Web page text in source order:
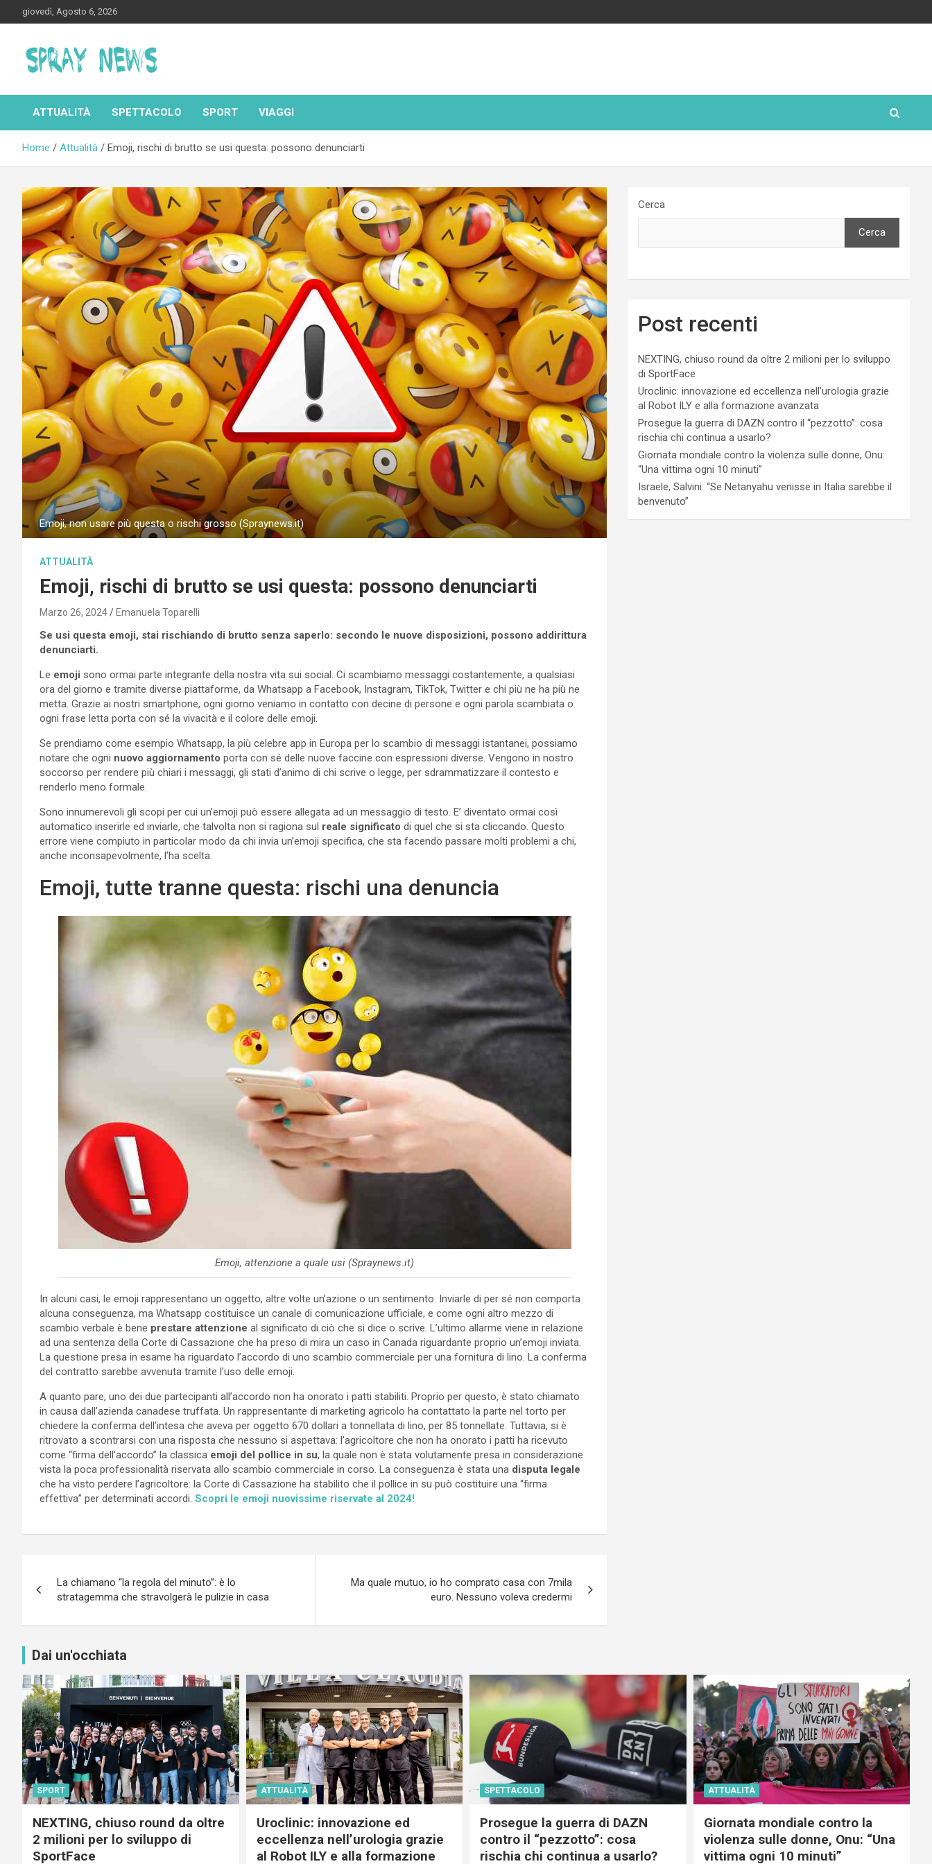
to
giovedì, Agosto 6, 2026
Spraynews.it
ATTUALITÀ SPETTACOLO SPORT VIAGGI
Home Attualità Emoji, rischi di brutto se usi questa: possono denunciarti
Emoji, non usare più questa o rischi grosso (Spraynews.it)
ATTUALITÀ
Emoji, rischi di brutto se usi questa: possono denunciarti
Marzo 26, 2024 Emanuela Toparelli
Se usi questa emoji, stai rischiando di brutto senza saperlo: secondo le nuove disposizioni, possono addirittura
denunciarti.
Le emoji sono ormai parte integrante della nostra vita sui social. Ci scambiamo messaggi costantemente, a qualsiasi
ora del giorno e tramite diverse piattaforme, da Whatsapp a Facebook, Instagram, TikTok, Twitter e chi più ne ha più ne
metta. Grazie ai nostri smartphone, ogni giorno veniamo in contatto con decine di persone e ogni parola scambiata o
ogni frase letta porta con sé la vivacità e il colore delle emoji.
Se prendiamo come esempio Whatsapp, la più celebre app in Europa per lo scambio di messaggi istantanei, possiamo
notare che ogni nuovo aggiornamento porta con sé delle nuove faccine con espressioni diverse. Vengono in nostro
soccorso per rendere più chiari i messaggi, gli stati d’animo di chi scrive o legge, per sdrammatizzare il contesto e
renderlo meno formale.
Sono innumerevoli gli scopi per cui un’emoji può essere allegata ad un messaggio di testo. E’ diventato ormai così
automatico inserirle ed inviarle, che talvolta non si ragiona sul reale significato di quel che si sta cliccando. Questo
errore viene compiuto in particolar modo da chi invia un’emoji specifica, che sta facendo passare molti problemi a chi,
anche inconsapevolmente, l’ha scelta.
Emoji, tutte tranne questa: rischi una denuncia
Emoji, attenzione a quale usi (Spraynews.it)
In alcuni casi, le emoji rappresentano un oggetto, altre volte un’azione o un sentimento. Inviarle di per sé non comporta
alcuna conseguenza, ma Whatsapp costituisce un canale di comunicazione ufficiale, e come ogni altro mezzo di
scambio verbale è bene prestare attenzione al significato di ciò che si dice o scrive. L’ultimo allarme viene in relazione
ad una sentenza della Corte di Cassazione che ha preso di mira un caso in Canada riguardante proprio un’emoji inviata.
La questione presa in esame ha riguardato l’accordo di uno scambio commerciale per una fornitura di lino. La conferma
del contratto sarebbe avvenuta tramite l’uso delle emoji.
A quanto pare, uno dei due partecipanti all’accordo non ha onorato i patti stabiliti. Proprio per questo, è stato chiamato
in causa dall’azienda canadese truffata. Un rappresentante di marketing agricolo ha contattato la parte nel torto per
chiedere la conferma dell’intesa che aveva per oggetto 670 dollari a tonnellata di lino, per 85 tonnellate. Tuttavia, si è
ritrovato a scontrarsi con una risposta che nessuno si aspettava: l’agricoltore che non ha onorato i patti ha ricevuto
come “firma dell’accordo” la classica emoji del pollice in su, la quale non è stata volutamente presa in considerazione
vista la poca professionalità riservata allo scambio commerciale in corso. La conseguenza è stata una disputa legale
che ha visto perdere l’agricoltore: la Corte di Cassazione ha stabilito che il pollice in su può costituire una “firma
effettiva” per determinati accordi. Scopri le emoji nuovissime riservate al 2024!
articoli
La chiamano “la regola del minuto”: è lo
stratagemma che stravolgerà le pulizie in casa
Ma quale mutuo, io ho comprato casa con 7mila
euro. Nessuno voleva credermi
Cerca
Cerca
Post recenti
NEXTING, chiuso round da oltre 2 milioni per lo sviluppo
di SportFace
Uroclinic: innovazione ed eccellenza nell’urologia grazie
al Robot ILY e alla formazione avanzata
Prosegue la guerra di DAZN contro il “pezzotto”: cosa
rischia chi continua a usarlo?
Giornata mondiale contro la violenza sulle donne, Onu:
“Una vittima ogni 10 minuti”
Israele, Salvini: “Se Netanyahu venisse in Italia sarebbe il
benvenuto”
Dai un'occhiata
SPORT
NEXTING, chiuso round da oltre
2 milioni per lo sviluppo di
SportFace
ATTUALITÀ
Uroclinic: innovazione ed
eccellenza nell’urologia grazie
al Robot ILY e alla formazione
SPETTACOLO
Prosegue la guerra di DAZN
contro il “pezzotto”: cosa
rischia chi continua a usarlo?
ATTUALITÀ
Giornata mondiale contro la
violenza sulle donne, Onu: “Una
vittima ogni 10 minuti”